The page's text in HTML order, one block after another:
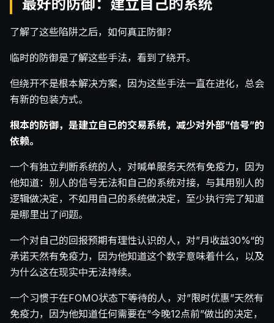
最好的防御：建立自己的系统
了解了这些陷阱之后，如何真正防御？
临时的防御是了解这些手法，看到了绕开。
但绕开不是根本解决方案，因为这些手法一直在进化，总会
有新的包装方式。
根本的防御，是建立自己的交易系统，减少对外部”信号”的
依赖。
一个有独立判断系统的人，对喊单服务天然有免疫力，因为
他知道：别人的信号无法和自己的系统对接，与其用别人的
逻辑做决定，不如用自己的系统做决定，至少执行完了知道
是哪里出了问题。
一个对自己的回报预期有理性认识的人，对”月收益30%“的
承诺天然有免疫力，因为他知道这个数字意味着什么，以及
为什么这在现实中无法持续。
一个习惯于在FOMO状态下等待的人，对”限时优惠”天然有
免疫力，因为他知道任何需要在”今晚12点前”做出的决定，